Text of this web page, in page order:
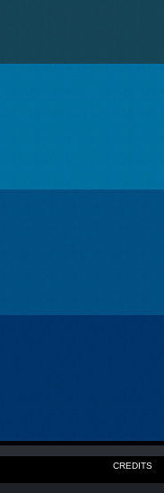
CREDITS